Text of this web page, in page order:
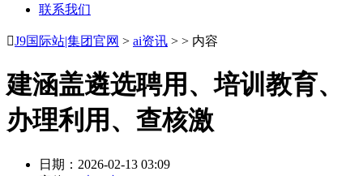
联系我们
J9国际站|集团官网 > ai资讯 > > 内容
建涵盖遴选聘用、培训教育、
办理利用、查核激
日期：2026-02-13 03:09